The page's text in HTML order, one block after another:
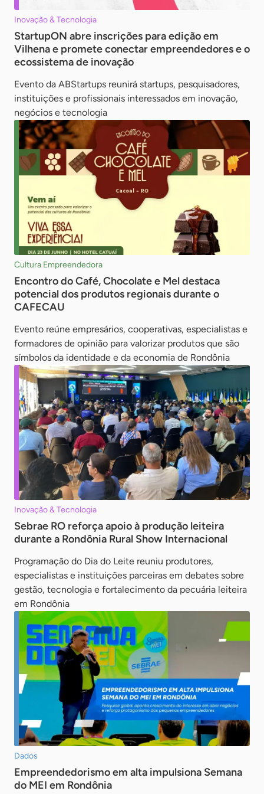
Inovação & Tecnologia
StartupON abre inscrições para edição em
Vilhena e promete conectar empreendedores e o
ecossistema de inovação
Evento da ABStartups reunirá startups, pesquisadores,
instituições e profissionais interessados em inovação,
negócios e tecnologia
Cultura Empreendedora
Encontro do Café, Chocolate e Mel destaca
potencial dos produtos regionais durante o
CAFECAU
Evento reúne empresários, cooperativas, especialistas e
formadores de opinião para valorizar produtos que são
símbolos da identidade e da economia de Rondônia
Inovação & Tecnologia
Sebrae RO reforça apoio à produção leiteira
durante a Rondônia Rural Show Internacional
Programação do Dia do Leite reuniu produtores,
especialistas e instituições parceiras em debates sobre
gestão, tecnologia e fortalecimento da pecuária leiteira
em Rondônia
Dados
Empreendedorismo em alta impulsiona Semana
do MEI em Rondônia